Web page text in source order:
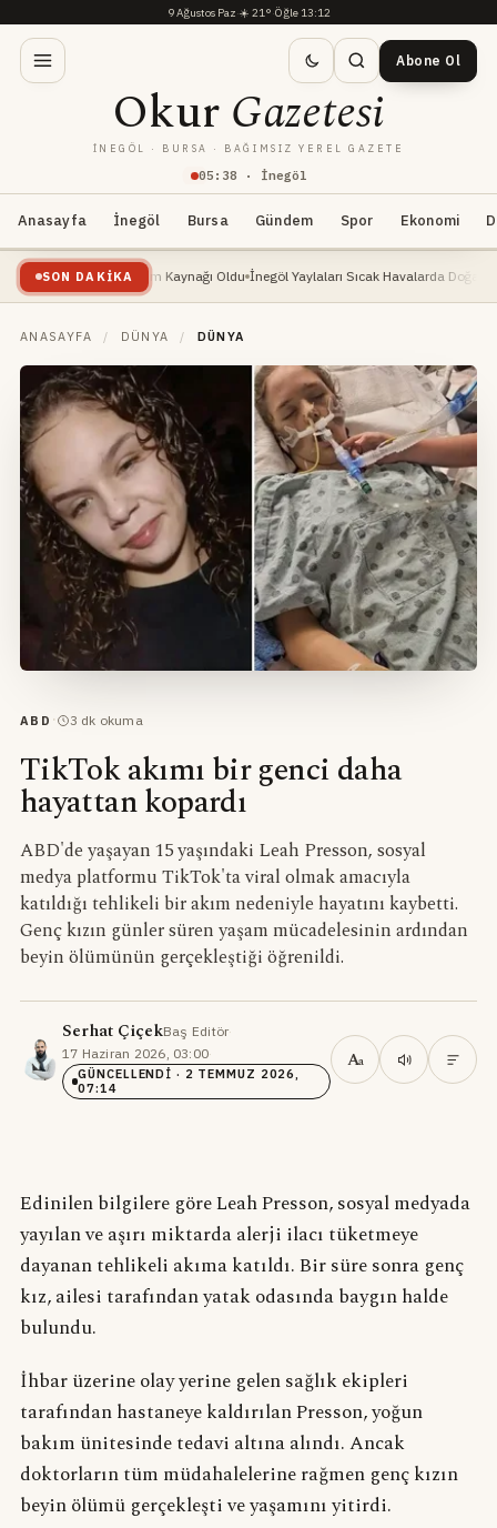
9 Ağustos Paz·☀️ 21°·Öğle 13:12
05 : 38 · İnegöl
OkurGazetesi
İNEGÖL · BURSA · BAĞIMSIZ YEREL GAZETE
Abone Ol
Anasayfa İnegöl Bursa Gündem Spor Ekonomi
SON DAKIKA
Yeni Geçim Kaynağı Oldu İnegöl Yaylaları Sıcak Havalarda Doğa Severlerin
ANASAYFA / DÜNYA / DÜNYA
ABD · 3 dk okuma
TikTok akımı bir genci daha
hayattan kopardı
ABD'de yaşayan 15 yaşındaki Leah Presson, sosyal
medya platformu TikTok'ta viral olmak amacıyla
katıldığı tehlikeli bir akım nedeniyle hayatını kaybetti.
Genç kızın günler süren yaşam mücadelesinin ardından
beyin ölümünün gerçekleştiği öğrenildi.
Serhat ÇiçekBaş Editör·
17 Haziran 2026, 03:00·
GÜNCELLENDI · 2 TEMMUZ 2026,
07:14
Aa
Edinilen bilgilere göre Leah Presson, sosyal medyada
yayılan ve aşırı miktarda alerji ilacı tüketmeye
dayanan tehlikeli akıma katıldı. Bir süre sonra genç
kız, ailesi tarafından yatak odasında baygın halde
bulundu.
İhbar üzerine olay yerine gelen sağlık ekipleri
tarafından hastaneye kaldırılan Presson, yoğun
bakım ünitesinde tedavi altına alındı. Ancak
doktorların tüm müdahalelerine rağmen genç kızın
beyin ölümü gerçekleşti ve yaşamını yitirdi.